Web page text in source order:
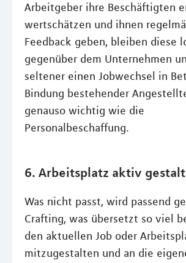
Arbeitgeber ihre Beschäftigten
wertschätzen und ihnen
Feedback geben, bleiben diese
gegenüber dem Unternehmen
seltener einen Jobwechsel in
Bindung bestehender
genauso wichtig wie die
Personalbeschaffung.
6. Arbeitsplatz aktiv
Was nicht passt, wird passend
Crafting, was übersetzt so viel
den aktuellen Job oder
mitzugestalten und an die